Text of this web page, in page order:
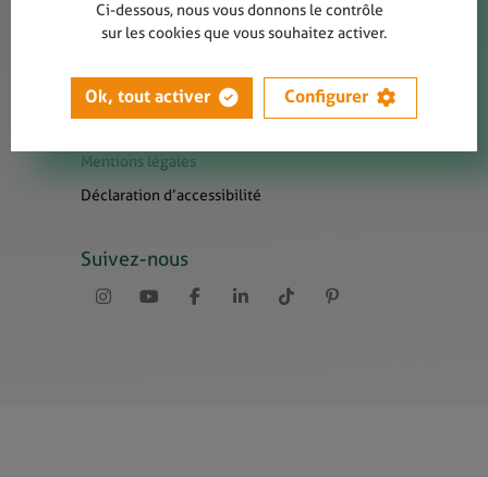
Presse
Liens utiles
Mentions légales
Déclaration d’accessibilité
Suivez-nous
Ci-dessous, nous vous donnons le contrôle
sur les cookies que vous souhaitez activer.
Ok, tout activer Configurer